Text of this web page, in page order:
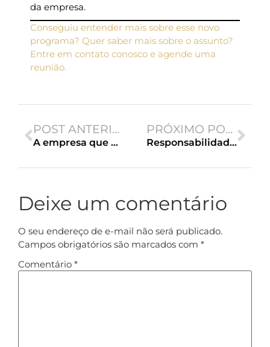
da empresa.
Conseguiu entender mais sobre esse novo
programa? Quer saber mais sobre o assunto?
Entre em contato conosco e agende uma
reunião.
POST ANTERIOR
A empresa que possui débito ou parcelamento pode realizar a recuperação tributária no Simples Nacional?
PRÓXIMO POST
Responsabilidade dos sócios: entenda em quais casos pode ocorrer
Deixe um comentário
O seu endereço de e-mail não será publicado.
Campos obrigatórios são marcados com *
Comentário *